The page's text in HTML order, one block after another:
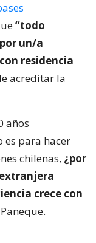
“todo
un/a
residencia
acreditar la
años
es para hacer
chilenas, ¿por
crece con